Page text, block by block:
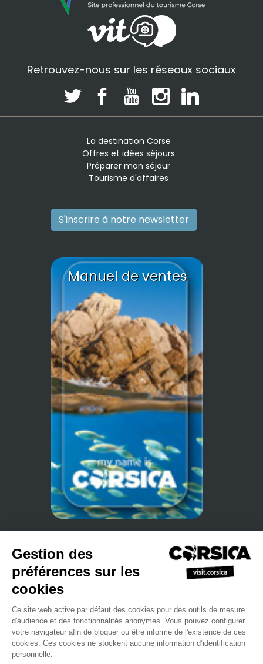
Retrouvez-nous sur les réseaux sociaux
La destination Corse
Offres et idées séjours
Préparer mon séjour
Tourisme d'affaires
S'inscrire à notre newsletter
Manuel de ventes